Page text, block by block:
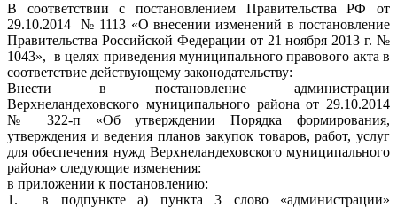
В соответствии с постановлением Правительства РФ от
29.10.2014 № 1113 «О внесении изменений в постановление
Правительства Российской Федерации от 21 ноября 2013 г. №
1043», в целях приведения муниципального правового акта в
соответствие действующему законодательству:
Внести в постановление администрации
Верхнеландеховского муниципального района от 29.10.2014
№ 322-п «Об утверждении Порядка формирования,
утверждения и ведения планов закупок товаров, работ, услуг
для обеспечения нужд Верхнеландеховского муниципального
района» следующие изменения:
в приложении к постановлению:
1. в подпункте а) пункта 3 слово «администрации»